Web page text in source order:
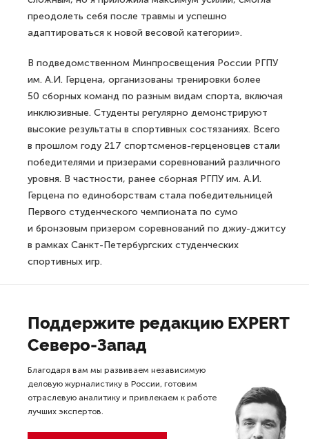
преодолеть себя после травмы и успешно
адаптироваться к новой весовой категории».
В подведомственном Минпросвещения России РГПУ
им. А.И. Герцена, организованы тренировки более
50 сборных команд по разным видам спорта, включая
инклюзивные. Студенты регулярно демонстрируют
высокие результаты в спортивных состязаниях. Всего
в прошлом году 217 спортсменов-герценовцев стали
победителями и призерами соревнований различного
уровня. В частности, ранее сборная РГПУ им. А.И.
Герцена по единоборствам стала победительницей
Первого студенческого чемпионата по сумо
и бронзовым призером соревнований по джиу-джитсу
в рамках Санкт-Петербургских студенческих
спортивных игр.
Поддержите редакцию EXPERT
Северо-Запад
Благодаря вам мы развиваем независимую
деловую журналистику в России, готовим
отраслевую аналитику и привлекаем к работе
лучших экспертов.